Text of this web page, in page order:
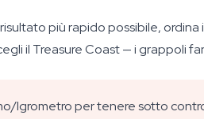
più rapido possibile,
il Treasure Coast — i grappoli
Igrometro per tenere sotto